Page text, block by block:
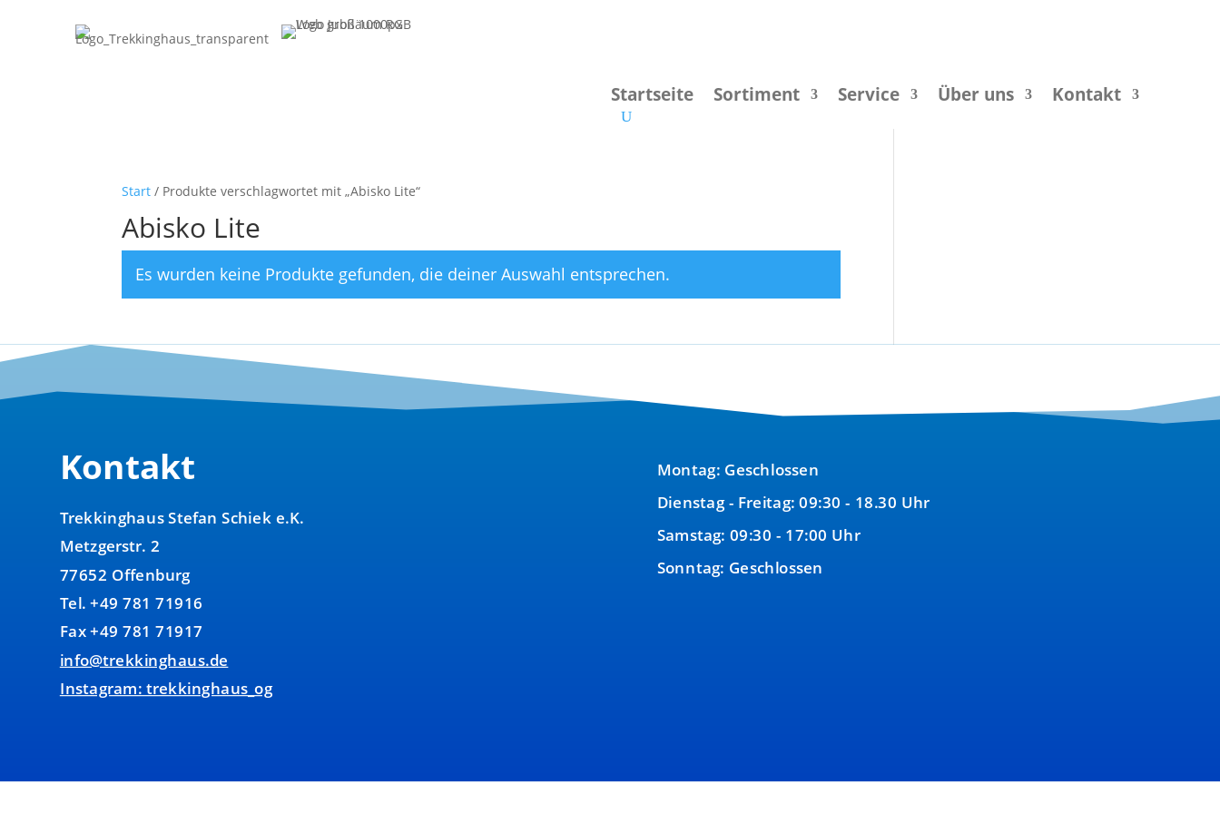
Startseite Sortiment Service Über uns Kontakt
Start / Produkte verschlagwortet mit „Abisko Lite“
Abisko Lite
Es wurden keine Produkte gefunden, die deiner Auswahl entsprechen.
Kontakt
Trekkinghaus Stefan Schiek e.K.
Metzgerstr. 2
77652 Offenburg
Tel. +49 781 71916
Fax +49 781 71917
info@trekkinghaus.de
Instagram: trekkinghaus_og
Montag: Geschlossen
Dienstag - Freitag: 09:30 - 18.30 Uhr
Samstag: 09:30 - 17:00 Uhr
Sonntag: Geschlossen